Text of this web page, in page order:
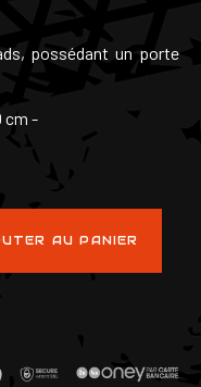
possédant un porte
cm -
AU PANIER